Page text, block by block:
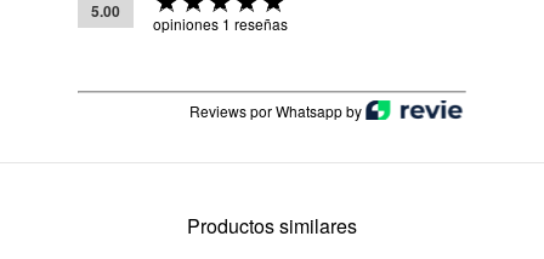
5.00
opiniones 1 reseñas
Reviews por Whatsapp by
Productos similares